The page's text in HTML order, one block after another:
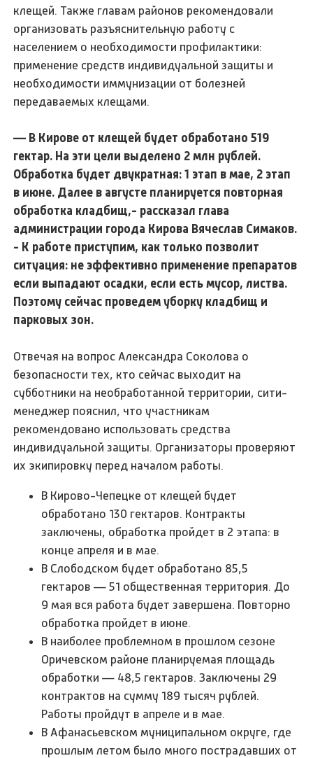
клещей. Также главам районов рекомендовали
организовать разъяснительную работу с
населением о необходимости профилактики:
применение средств индивидуальной защиты и
необходимости иммунизации от болезней
передаваемых клещами.
— В Кирове от клещей будет обработано 519
гектар. На эти цели выделено 2 млн рублей.
Обработка будет двукратная: 1 этап в мае, 2 этап
в июне. Далее в августе планируется повторная
обработка кладбищ,- рассказал глава
администрации города Кирова Вячеслав Симаков.
- К работе приступим, как только позволит
ситуация: не эффективно применение препаратов
если выпадают осадки, если есть мусор, листва.
Поэтому сейчас проведем уборку кладбищ и
парковых зон.
Отвечая на вопрос Александра Соколова о
безопасности тех, кто сейчас выходит на
субботники на необработанной территории, сити-
менеджер пояснил, что участникам
рекомендовано использовать средства
индивидуальной защиты. Организаторы проверяют
их экипировку перед началом работы.
В Кирово-Чепецке от клещей будет
обработано 130 гектаров. Контракты
заключены, обработка пройдет в 2 этапа: в
конце апреля и в мае.
В Слободском будет обработано 85,5
гектаров — 51 общественная территория. До
9 мая вся работа будет завершена. Повторно
обработка пройдет в июне.
В наиболее проблемном в прошлом сезоне
Оричевском районе планируемая площадь
обработки — 48,5 гектаров. Заключены 29
контрактов на сумму 189 тысяч рублей.
Работы пройдут в апреле и в мае.
В Афанасьевском муниципальном округе, где
прошлым летом было много пострадавших от